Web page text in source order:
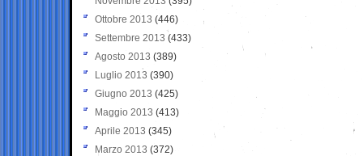
Ottobre 2013 (446)
Settembre 2013 (433)
Agosto 2013 (389)
Luglio 2013 (390)
Giugno 2013 (425)
Maggio 2013 (413)
Aprile 2013 (345)
Marzo 2013 (372)